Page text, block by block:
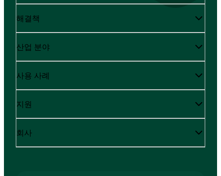
해결책
산업 분야
사용 사례
지원
회사